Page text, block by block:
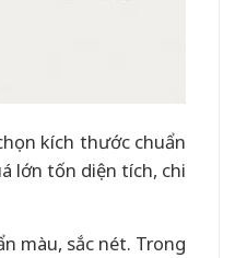
kích thước chuẩn
lớn tốn diện tích, chi
màu, sắc nét. Trong